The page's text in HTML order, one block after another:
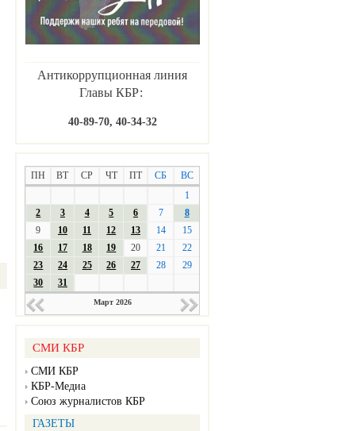
Антикоррупционная линия
Главы КБР:
40-89-70, 40-34-32
ПН ВТ СР ЧТ ПТ СБ
ВС
1
2
3 4 5 6 7
8
9
10 11 12 13 14
15
16
17 18 19 20 21
22
23
24 25 26 27 28
29
30
31
Март 2026
СМИ КБР
СМИ КБР
КБР-Медиа
Союз журналистов КБР
ГАЗЕТЫ